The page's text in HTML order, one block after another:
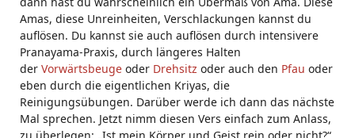
Amas, diese Unreinheiten, Verschlackungen kannst du
auflösen. Du kannst sie auch auflösen durch intensivere
Pranayama-Praxis, durch längeres Halten
der Vorwärtsbeuge oder Drehsitz oder auch den Pfau oder
eben durch die eigentlichen Kriyas, die
Reinigungsübungen. Darüber werde ich dann das nächste
Mal sprechen. Jetzt nimm diesen Vers einfach zum Anlass,
zu überlegen: „Ist mein Körper und Geist rein oder nicht?“